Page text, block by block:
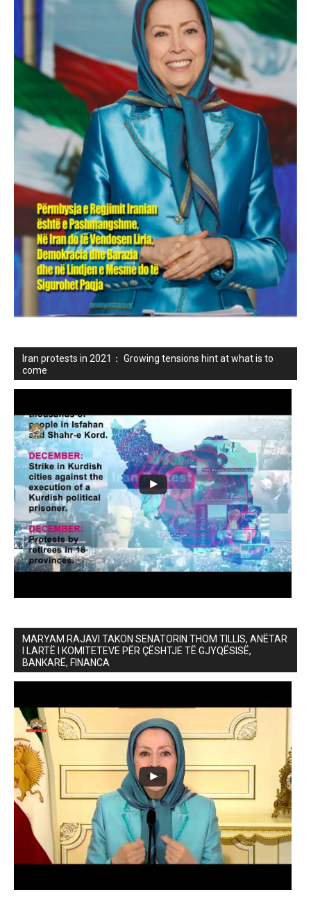
Iran protests in 2021： Growing tensions hint at what is to
come
MARYAM RAJAVI TAKON SENATORIN THOM TILLIS, ANËTAR
I LARTË I KOMITETEVE PËR ÇËSHTJE TË GJYQËSISË,
BANKARË, FINANCA